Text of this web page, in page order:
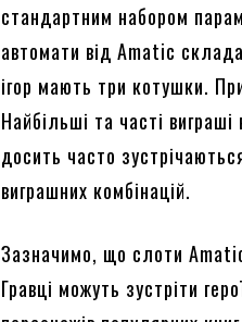
стандартним набором
автомати від Amatic
ігор мають три котушки.
Найбільші та часті
досить часто
виграшних комбінацій.
Зазначимо, що слоти
Гравці можуть зустріти